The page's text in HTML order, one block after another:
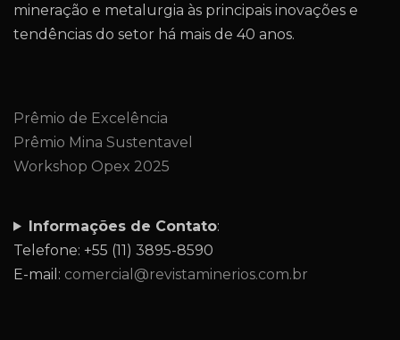
mineração e metalurgia às principais inovações e
tendências do setor há mais de 40 anos.
Prêmio de Excelência
Prêmio Mina Sustentavel
Workshop Opex 2025
Informações de Contato:
Telefone: +55 (11) 3895-8590
E-mail: comercial@revistaminerios.com.br